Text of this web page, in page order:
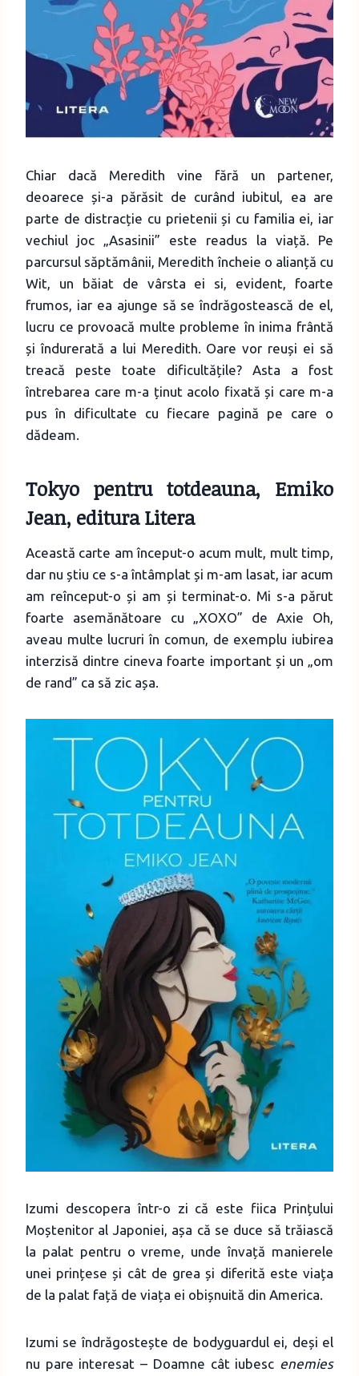
Chiar dacă Meredith vine fără un partener,
deoarece și-a părăsit de curând iubitul, ea are
parte de distracție cu prietenii și cu familia ei, iar
vechiul joc „Asasinii” este readus la viață. Pe
parcursul săptămânii, Meredith încheie o alianță cu
Wit, un băiat de vârsta ei si, evident, foarte
frumos, iar ea ajunge să se îndrăgostească de el,
lucru ce provoacă multe probleme în inima frântă
și îndurerată a lui Meredith. Oare vor reuși ei să
treacă peste toate dificultățile? Asta a fost
întrebarea care m-a ținut acolo fixată și care m-a
pus în dificultate cu fiecare pagină pe care o
dădeam.
Tokyo pentru totdeauna, Emiko
Jean, editura Litera
Această carte am început-o acum mult, mult timp,
dar nu știu ce s-a întâmplat și m-am lasat, iar acum
am reînceput-o și am și terminat-o. Mi s-a părut
foarte asemănătoare cu „XOXO” de Axie Oh,
aveau multe lucruri în comun, de exemplu iubirea
interzisă dintre cineva foarte important și un „om
de rand” ca să zic așa.
Izumi descopera într-o zi că este fiica Prințului
Moștenitor al Japoniei, așa că se duce să trăiască
la palat pentru o vreme, unde învață manierele
unei prințese și cât de grea și diferită este viața
de la palat față de viața ei obișnuită din America.
Izumi se îndrăgostește de bodyguardul ei, deși el
nu pare interesat – Doamne cât iubesc enemies